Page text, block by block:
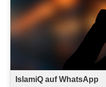
IslamiQ auf WhatsApp